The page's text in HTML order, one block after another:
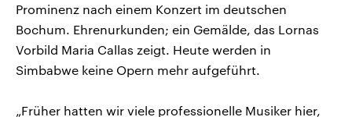
Prominenz nach einem Konzert im deutschen
Bochum. Ehrenurkunden; ein Gemälde, das Lornas
Vorbild Maria Callas zeigt. Heute werden in
Simbabwe keine Opern mehr aufgeführt.
„Früher hatten wir viele professionelle Musiker hier,